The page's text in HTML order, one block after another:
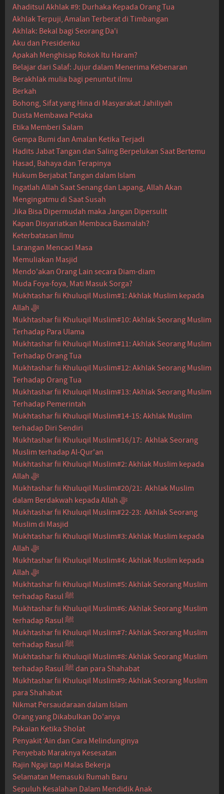
Ahaditsul Akhlak #9: Durhaka Kepada Orang Tua
Akhlak Terpuji, Amalan Terberat di Timbangan
Akhlak: Bekal bagi Seorang Da'i
Aku dan Presidenku
Apakah Menghisap Rokok Itu Haram?
Belajar dari Salaf: Jujur dalam Menerima Kebenaran
Berakhlak mulia bagi penuntut ilmu
Berkah
Bohong, Sifat yang Hina di Masyarakat Jahiliyah
Dusta Membawa Petaka
Etika Memberi Salam
Gempa Bumi dan Amalan Ketika Terjadi
Hadits Jabat Tangan dan Saling Berpelukan Saat Bertemu
Hasad, Bahaya dan Terapinya
Hukum Berjabat Tangan dalam Islam
Ingatlah Allah Saat Senang dan Lapang, Allah Akan
Mengingatmu di Saat Susah
Jika Bisa Dipermudah maka Jangan Dipersulit
Kapan Disyariatkan Membaca Basmalah?
Keterbatasan Ilmu
Larangan Mencaci Masa
Memuliakan Masjid
Mendo'akan Orang Lain secara Diam-diam
Muda Foya-foya, Mati Masuk Sorga?
Mukhtashar fii Khuluqil Muslim#1: Akhlak Muslim kepada
Allah ﷻ
Mukhtashar fii Khuluqil Muslim#10: Akhlak Seorang Muslim
Terhadap Para Ulama
Mukhtashar fii Khuluqil Muslim#11: Akhlak Seorang Muslim
Terhadap Orang Tua
Mukhtashar fii Khuluqil Muslim#12: Akhlak Seorang Muslim
Terhadap Orang Tua
Mukhtashar fii Khuluqil Muslim#13: Akhlak Seorang Muslim
Terhadap Pemerintah
Mukhtashar fii Khuluqil Muslim#14-15: Akhlak Muslim
terhadap Diri Sendiri
Mukhtashar fii Khuluqil Muslim#16/17: Akhlak Seorang
Muslim terhadap Al-Qur'an
Mukhtashar fii Khuluqil Muslim#2: Akhlak Muslim kepada
Allah ﷻ
Mukhtashar fii Khuluqil Muslim#20/21: Akhlak Muslim
dalam Berdakwah kepada Allah ﷻ
Mukhtashar fii Khuluqil Muslim#22-23: Akhlak Seorang
Muslim di Masjid
Mukhtashar fii Khuluqil Muslim#3: Akhlak Muslim kepada
Allah ﷻ
Mukhtashar fii Khuluqil Muslim#4: Akhlak Muslim kepada
Allah ﷻ
Mukhtashar fii Khuluqil Muslim#5: Akhlak Seorang Muslim
terhadap Rasul ﷺ
Mukhtashar fii Khuluqil Muslim#6: Akhlak Seorang Muslim
terhadap Rasul ﷺ
Mukhtashar fii Khuluqil Muslim#7: Akhlak Seorang Muslim
terhadap Rasul ﷺ
Mukhtashar fii Khuluqil Muslim#8: Akhlak Seorang Muslim
terhadap Rasul ﷺ dan para Shahabat
Mukhtashar fii Khuluqil Muslim#9: Akhlak Seorang Muslim
para Shahabat
Nikmat Persaudaraan dalam Islam
Orang yang Dikabulkan Do'anya
Pakaian Ketika Sholat
Penyakit ‘Ain dan Cara Melindunginya
Penyebab Maraknya Kesesatan
Rajin Ngaji tapi Malas Bekerja
Selamatan Memasuki Rumah Baru
Sepuluh Kesalahan Dalam Mendidik Anak